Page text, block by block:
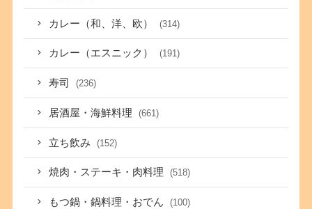
カレー（和、洋、欧） (314)
カレー（エスニック） (191)
寿司 (236)
居酒屋・海鮮料理 (661)
立ち飲み (152)
焼肉・ステーキ・肉料理 (518)
もつ鍋・鍋料理・おでん (100)